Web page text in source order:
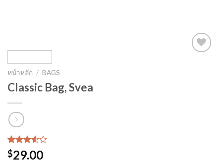
หน้าหลัก / BAGS
Classic Bag, Svea
ให้
คะแนน
2
$29.00